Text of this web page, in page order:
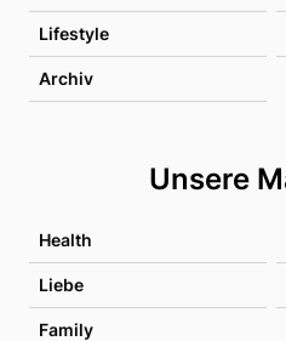
Lifestyle
Archiv
Unsere
Health
Liebe
Family